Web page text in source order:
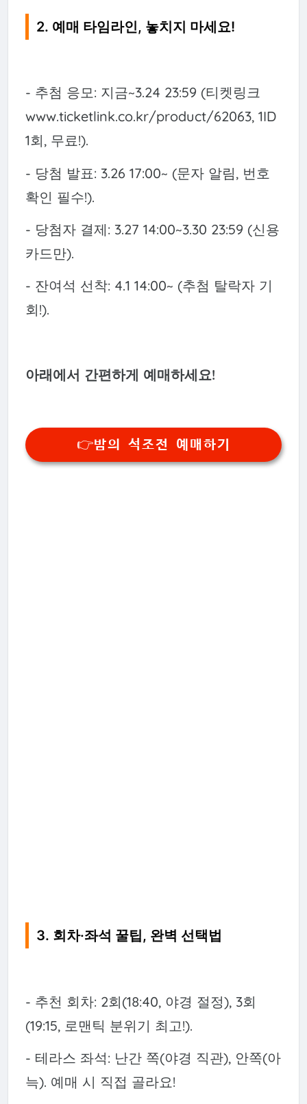
2. 예매 타임라인, 놓치지 마세요!
- 추첨 응모: 지금~3.24 23:59 (티켓링크
www.ticketlink.co.kr/product/62063, 1ID
1회, 무료!).
- 당첨 발표: 3.26 17:00~ (문자 알림, 번호
확인 필수!).
- 당첨자 결제: 3.27 14:00~3.30 23:59 (신용
카드만).
- 잔여석 선착: 4.1 14:00~ (추첨 탈락자 기
회!).
아래에서 간편하게 예매하세요!
👉밤의 석조전 예매하기
3. 회차·좌석 꿀팁, 완벽 선택법
- 추천 회차: 2회(18:40, 야경 절정), 3회
(19:15, 로맨틱 분위기 최고!).
- 테라스 좌석: 난간 쪽(야경 직관), 안쪽(아
늑). 예매 시 직접 골라요!